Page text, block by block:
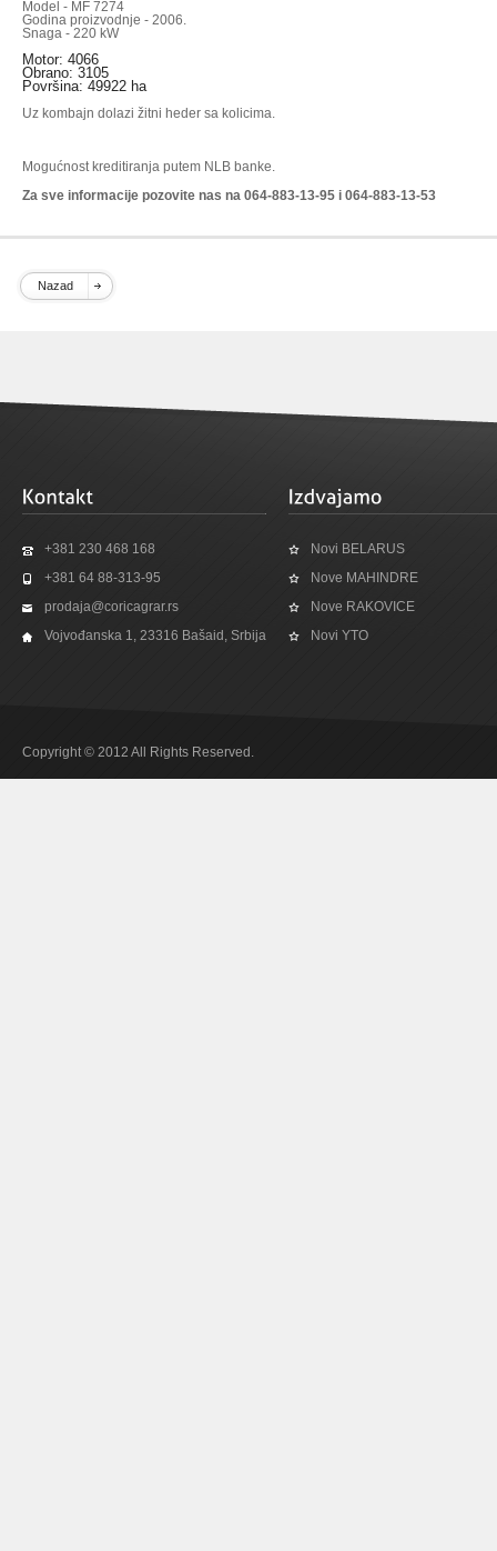
Model - MF 7274
Godina proizvodnje - 2006.
Snaga - 220 kW
Motor: 4066
Obrano: 3105
Površina: 49922 ha
Uz kombajn dolazi žitni heder sa kolicima.
Mogućnost kreditiranja putem NLB banke.
Za sve informacije pozovite nas na 064-883-13-95 i 064-883-13-53
Nazad
+381 230 468 168
+381 64 88-313-95
prodaja@coricagrar.rs
Vojvođanska 1, 23316 Bašaid, Srbija
Novi BELARUS
Nove MAHINDRE
Nove RAKOVICE
Novi YTO
Copyright © 2012 All Rights Reserved.